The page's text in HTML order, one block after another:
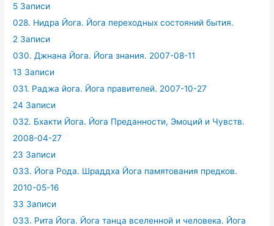
5 Записи
028. Нидра Йога. Йога переходных состояний бытия.
2 Записи
030. Джнана Йога. Йога знания. 2007-08-11
13 Записи
031. Раджа йога. Йога правителей. 2007-10-27
24 Записи
032. Бхакти Йога. Йога Преданности, Эмоций и Чувств.
2008-04-27
23 Записи
033. Йога Рода. Шраддха Йога памятования предков.
2010-05-16
33 Записи
033. Рита Йога. Йога танца вселенной и человека. Йога